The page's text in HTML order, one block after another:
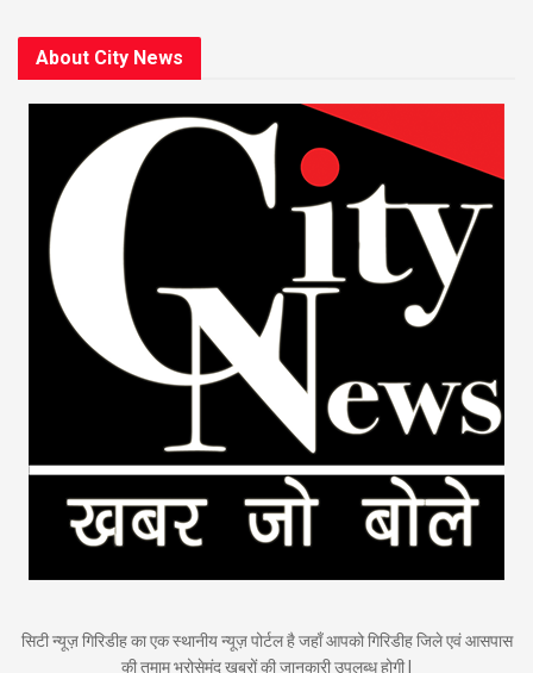
About City News
सिटी न्यूज़ गिरिडीह का एक स्थानीय न्यूज़ पोर्टल है जहाँ आपको गिरिडीह जिले एवं आसपास
की तमाम भरोसेमंद ख़बरों की जानकारी उपलब्ध होगी |